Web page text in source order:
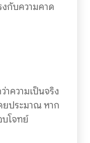
งกับความคาด
าความเป็นจริง
ยประมาณ หาก
บโจทย์